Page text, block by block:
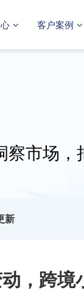
客户案例
市场，
新
，跨境